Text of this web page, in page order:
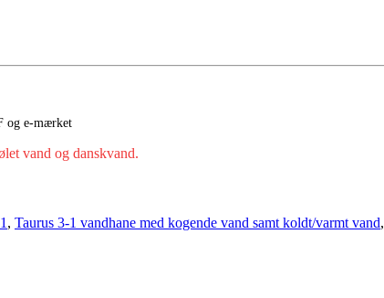
og e‑mærket
vand og danskvand.
, Taurus 3-1 vandhane med kogende vand samt koldt/varmt vand,